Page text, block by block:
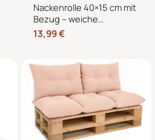
Nackenrolle 40×15 cm mit
Bezug – weiche
Kissenrolle in Samt-Optik,
Nackenstütze,
dekorative Bettrolle für
Sofa, Bett und Sessel
13,99€